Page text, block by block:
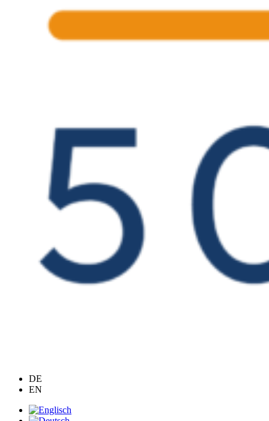
DE
EN